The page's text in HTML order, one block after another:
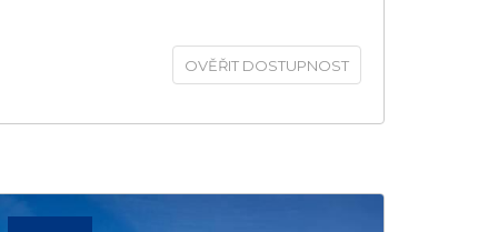
OVĚŘIT DOSTUPNOST